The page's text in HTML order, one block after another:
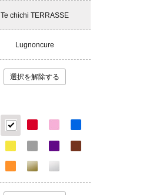
Te chichi TERRASSE
Lugnoncure
選択を解除する